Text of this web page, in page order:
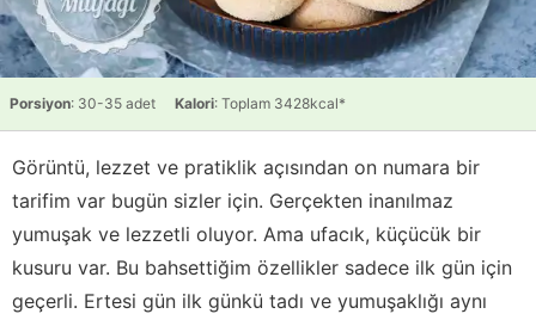
Porsiyon: 30-35 adet Kalori: Toplam 3428kcal*
Görüntü, lezzet ve pratiklik açısından on numara bir
tarifim var bugün sizler için. Gerçekten inanılmaz
yumuşak ve lezzetli oluyor. Ama ufacık, küçücük bir
kusuru var. Bu bahsettiğim özellikler sadece ilk gün için
geçerli. Ertesi gün ilk günkü tadı ve yumuşaklığı aynı